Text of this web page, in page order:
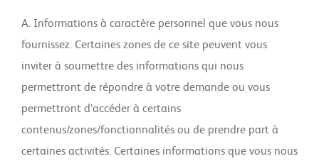
A. Informations à caractère personnel que vous nous
fournissez. Certaines zones de ce site peuvent vous
inviter à soumettre des informations qui nous
permettront de répondre à votre demande ou vous
permettront d’accéder à certains
contenus/zones/fonctionnalités ou de prendre part à
certaines activités. Certaines informations que vous nous